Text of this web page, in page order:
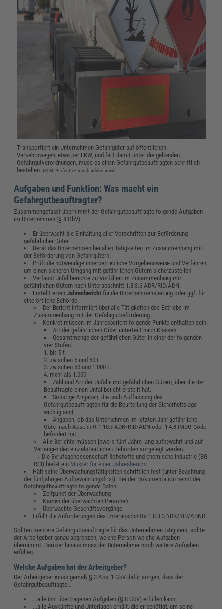
Transportiert ein Unternehmen Gefahrgüter auf öffentlichen
Verkehrswegen, etwa per LKW, und fällt damit unter die geltenden
Gefahrgutverordnungen, muss es einen Gefahrgutbeauftragten schriftlich
bestellen.
(© M. Perfectti – stock.adobe.com)
Aufgaben und Funktion: Was macht ein
Gefahrgutbeauftragter?
Zusammengefasst übernimmt der Gefahrgutbeauftragte folgende Aufgaben
im Unternehmen (§ 8 GbV):
Er überwacht die Einhaltung aller Vorschriften zur Beförderung
gefährlicher Güter.
Berät das Unternehmen bei allen Tätigkeiten im Zusammenhang mit
der Beförderung von Gefahrgütern.
Prüft die notwendige innerbetriebliche Vorgehensweise und Verfahren,
um einen sicheren Umgang mit gefährlichen Gütern sicherzustellen.
Verfasst Unfallberichte zu Vorfällen im Zusammenhang mit
gefährlichen Gütern nach Unterabschnitt 1.8.3.6 ADR/RID/ADN.
Erstellt einen Jahresbericht für die Unternehmensleitung oder ggf. für
eine örtliche Behörde.
Der Bericht informiert über alle Tätigkeiten des Betriebs im
Zusammenhang mit der Gefahrgutbeförderung.
Konkret müssen im Jahresbericht folgende Punkte enthalten sein:
Art der gefährlichen Güter unterteilt nach Klassen.
Gesamtmenge der gefährlichen Güter in einer der folgenden
vier Stufen:
1. bis 5 t
2. zwischen 5 und 50 t
3. zwischen 50 und 1.000 t
4. mehr als 1.000
Zahl und Art der Unfälle mit gefährlichen Gütern, über die der
Beauftragte einen Unfallbericht erstellt hat.
Sonstige Angaben, die nach Auffassung des
Gefahrgutbeauftragten für die Beurteilung der Sicherheitslage
wichtig sind.
Angaben, ob das Unternehmen im letzten Jahr gefährliche
Güter nach Abschnitt 1.10.3 ADR/RID/ADN oder 1.4.3 IMDG-Code
befördert hat.
Alle Berichte müssen jeweils fünf Jahre lang aufbewahrt und auf
Verlangen den einzelstaatlichen Behörden vorgelegt werden.
→ Die Berufsgenossenschaft Rohstoffe und chemische Industrie (BG
RCI) bietet ein Muster für einen Jahresbericht
Hält seine Überwachungstätigkeiten schriftlich fest (unter Beachtung
der fünfjährigen Aufbewahrungsfrist). Bei der Dokumentation nennt der
Gefahrgutbeauftragte folgende Daten:
Zeitpunkt der Überwachung
Namen der überwachten Personen
Überwachte Geschäftsvorgänge
Erfüllt die Anforderungen des Unterabschnitts 1.8.3.3 ADR/RID/ADNR.
Sollten mehrere Gefahrgutbeauftragte für das Unternehmen tätig sein, sollte
der Arbeitgeber genau abgrenzen, welche Person welche Aufgaben
übernimmt. Darüber hinaus muss der Unternehmer noch weitere Aufgaben
erfüllen.
Welche Aufgaben hat der Arbeitgeber?
Der Arbeitgeber muss gemäß § 3 Abs. 1 GbV dafür sorgen, dass der
Gefahrgutbeauftragte...
...alle ihm übertragenen Aufgaben (§ 8 GbV) erfüllen kann.
...alle Auskünfte und Unterlagen erhält, die er benötigt, um seine